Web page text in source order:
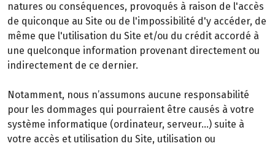
natures ou conséquences, provoqués à raison de l'accès
de quiconque au Site ou de l'impossibilité d'y accéder, de
même que l'utilisation du Site et/ou du crédit accordé à
une quelconque information provenant directement ou
indirectement de ce dernier.
Notamment, nous n’assumons aucune responsabilité
pour les dommages qui pourraient être causés à votre
système informatique (ordinateur, serveur…) suite à
votre accès et utilisation du Site, utilisation ou